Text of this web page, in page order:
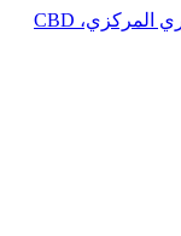
كواد سنترال، الطابق 10، المربع 3، الحي التجاري المركزي، CBD